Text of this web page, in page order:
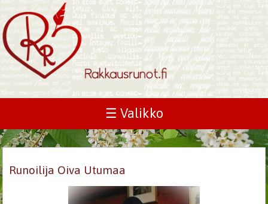
☰ Valikko
Runoilija Oiva Utumaa